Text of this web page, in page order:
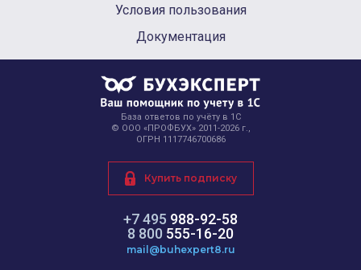
Условия пользования
Документация
База ответов по учёту в 1С
© ООО «ПРОФБУХ» 2011-2026 г.,
ОГРН 1117746700686
+7 495 988-92-58
8 800 555-16-20
mail@buhexpert8.ru
Купить подписку